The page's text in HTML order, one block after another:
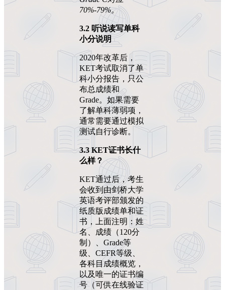
70%-79%。
3.2 听说读写单科
小分说明
2020年改革后，
KET考试取消了单
科小分报告，只公
布总成绩和
Grade。如果需要
了解单科薄弱项，
通常需要通过模拟
测试自行诊断。
3.3 KET证书长什
么样？
KET通过后，考生
会收到由剑桥大学
英语考评部颁发的
纸质版成绩单和证
书，上面注明：姓
名、成绩（120分
制）、Grade等
级、CEFR等级、
各科目成绩概览，
以及唯一的证书编
号（可供在线验证